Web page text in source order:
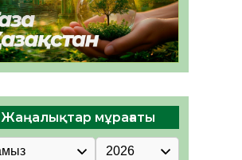
Жаңалықтар мұрағаты